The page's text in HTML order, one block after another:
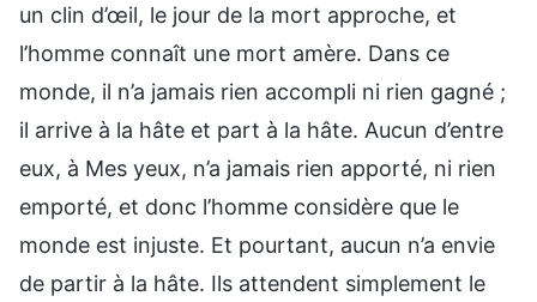
un clin d’œil, le jour de la mort approche, et
l’homme connaît une mort amère. Dans ce
monde, il n’a jamais rien accompli ni rien gagné ;
il arrive à la hâte et part à la hâte. Aucun d’entre
eux, à Mes yeux, n’a jamais rien apporté, ni rien
emporté, et donc l’homme considère que le
monde est injuste. Et pourtant, aucun n’a envie
de partir à la hâte. Ils attendent simplement le